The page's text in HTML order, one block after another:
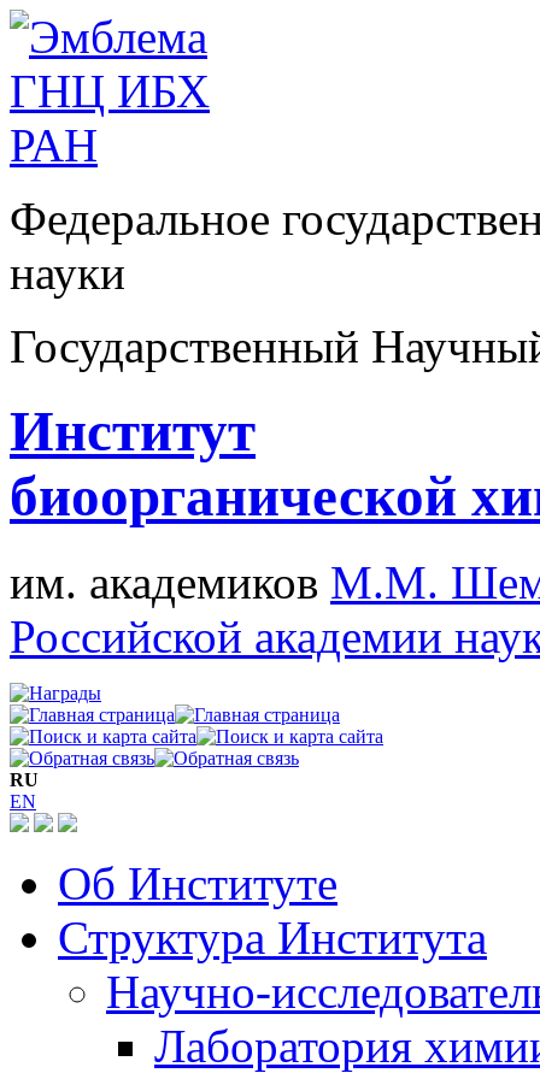
Федеральное
науки
Государственный
Институт
биоорганической
им. академиков М.М.
Российской академии
RU
EN
Об Институте
Структура Института
Научно-
Лаборатория